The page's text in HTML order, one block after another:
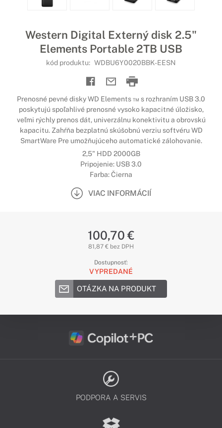
Western Digital Externý disk 2.5"
Elements Portable 2TB USB
kód produktu: WDBU6Y0020BBK-EESN
Prenosné pevné disky WD Elements ™ s rozhraním USB 3.0
poskytujú spoľahlivé prenosné vysoko kapacitné úložisko,
veľmi rýchly prenos dát, univerzálnu konektivitu a obrovskú
kapacitu. Zahŕňa bezplatnú skúšobnú verziu softvéru WD
SmartWare Pre umožňujúceho automatické zálohovanie.
2,5" HDD 2000GB
Pripojenie: USB 3.0
Farba: Čierna
VIAC INFORMÁCIÍ
100,70 €
81,87 € bez DPH
Dostupnosť:
VYPREDANÉ
OTÁZKA NA PRODUKT
PODPORA A SERVIS